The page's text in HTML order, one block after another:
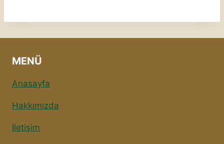
MENÜ
Anasayfa
Hakkımızda
İletişim